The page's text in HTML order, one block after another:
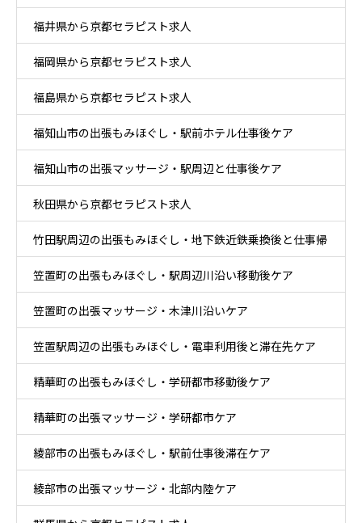
福井県から京都セラピスト求人
福岡県から京都セラピスト求人
福島県から京都セラピスト求人
福知山市の出張もみほぐし・駅前ホテル仕事後ケア
福知山市の出張マッサージ・駅周辺と仕事後ケア
秋田県から京都セラピスト求人
竹田駅周辺の出張もみほぐし・地下鉄近鉄乗換後と仕事帰
りケア
笠置町の出張もみほぐし・駅周辺川沿い移動後ケア
笠置町の出張マッサージ・木津川沿いケア
笠置駅周辺の出張もみほぐし・電車利用後と滞在先ケア
精華町の出張もみほぐし・学研都市移動後ケア
精華町の出張マッサージ・学研都市ケア
綾部市の出張もみほぐし・駅前仕事後滞在ケア
綾部市の出張マッサージ・北部内陸ケア